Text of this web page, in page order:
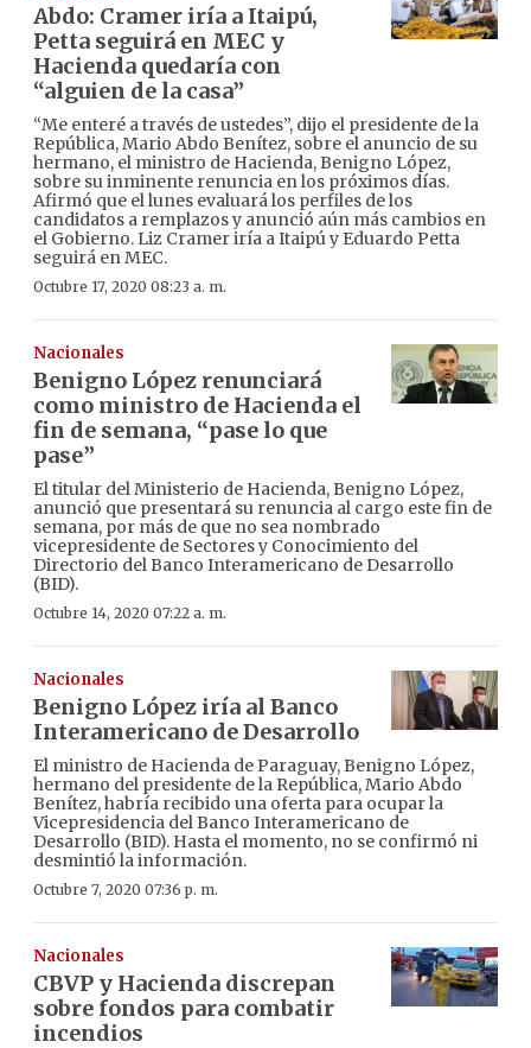
Abdo: Cramer iría a Itaipú,
Petta seguirá en MEC y
Hacienda quedaría con
“alguien de la casa”
“Me enteré a través de ustedes”, dijo el presidente de la
República, Mario Abdo Benítez, sobre el anuncio de su
hermano, el ministro de Hacienda, Benigno López,
sobre su inminente renuncia en los próximos días.
Afirmó que el lunes evaluará los perfiles de los
candidatos a remplazos y anunció aún más cambios en
el Gobierno. Liz Cramer iría a Itaipú y Eduardo Petta
seguirá en MEC.
Octubre 17, 2020 08:23 a. m.
Nacionales
Benigno López renunciará
como ministro de Hacienda el
fin de semana, “pase lo que
pase”
El titular del Ministerio de Hacienda, Benigno López,
anunció que presentará su renuncia al cargo este fin de
semana, por más de que no sea nombrado
vicepresidente de Sectores y Conocimiento del
Directorio del Banco Interamericano de Desarrollo
(BID).
Octubre 14, 2020 07:22 a. m.
Nacionales
Benigno López iría al Banco
Interamericano de Desarrollo
El ministro de Hacienda de Paraguay, Benigno López,
hermano del presidente de la República, Mario Abdo
Benítez, habría recibido una oferta para ocupar la
Vicepresidencia del Banco Interamericano de
Desarrollo (BID). Hasta el momento, no se confirmó ni
desmintió la información.
Octubre 7, 2020 07:36 p. m.
Nacionales
CBVP y Hacienda discrepan
sobre fondos para combatir
incendios